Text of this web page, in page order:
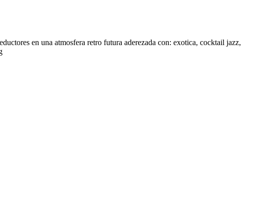
en una atmosfera retro futura aderezada con: exotica, cocktail jazz,